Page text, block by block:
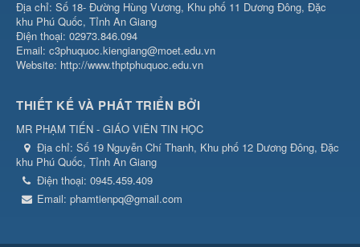
Địa chỉ: Số 18- Đường Hùng Vương, Khu phố 11 Dương Đông, Đặc
khu Phú Quốc, Tỉnh An Giang
Điện thoại: 02973.846.094
Email: c3phuquoc.kiengiang@moet.edu.vn
Website: http://www.thptphuquoc.edu.vn
THIẾT KẾ VÀ PHÁT TRIỂN BỞI
MR PHẠM TIẾN - GIÁO VIÊN TIN HỌC
Địa chỉ: Số 19 Nguyễn Chí Thanh, Khu phố 12 Dương Đông, Đặc
khu Phú Quốc, Tỉnh An Giang
Điện thoại: 0945.459.409
Email: phamtienpq@gmail.com